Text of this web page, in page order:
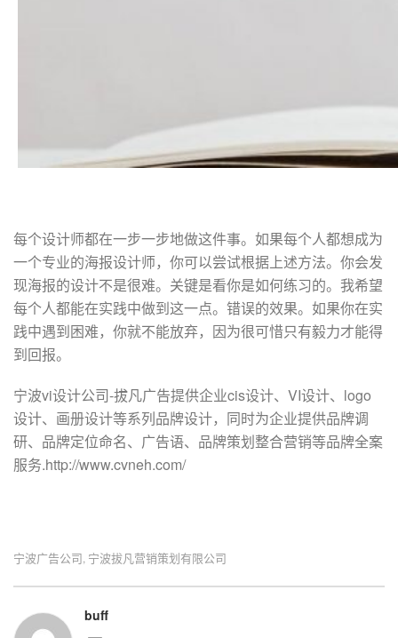
每个设计师都在一步一步地做这件事。如果每个人都想成为
一个专业的海报设计师，你可以尝试根据上述方法。你会发
现海报的设计不是很难。关键是看你是如何练习的。我希望
每个人都能在实践中做到这一点。错误的效果。如果你在实
践中遇到困难，你就不能放弃，因为很可惜只有毅力才能得
到回报。
宁波vi设计公司-拔凡广告提供企业cis设计、VI设计、logo
设计、画册设计等系列品牌设计，同时为企业提供品牌调
研、品牌定位命名、广告语、品牌策划整合营销等品牌全案
服务.http://www.cvneh.com/
宁波广告公司, 宁波拔凡营销策划有限公司
buff